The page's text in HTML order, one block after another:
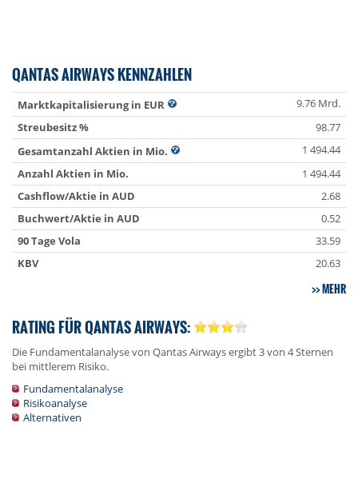
QANTAS AIRWAYS KENNZAHLEN
Marktkapitalisierung in EUR
9.76 Mrd.
Streubesitz %
98.77
Gesamtanzahl Aktien in Mio.
1 494.44
Anzahl Aktien in Mio.
1 494.44
Cashflow/Aktie in AUD
2.68
Buchwert/Aktie in AUD
0.52
90 Tage Vola
33.59
KBV
20.63
MEHR
RATING FÜR QANTAS AIRWAYS:
Die Fundamentalanalyse von Qantas Airways ergibt 3 von 4 Sternen
bei mittlerem Risiko.
Fundamentalanalyse
Risikoanalyse
Alternativen